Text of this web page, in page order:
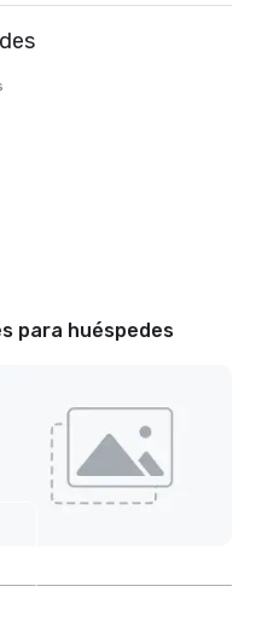
para huéspedes